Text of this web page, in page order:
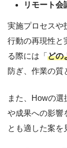
リモート会
実施プロセスや
行動の再現性と
る際には「 どの
防ぎ、作業の質
また、Howの選
や成果への影響
とも適した案を